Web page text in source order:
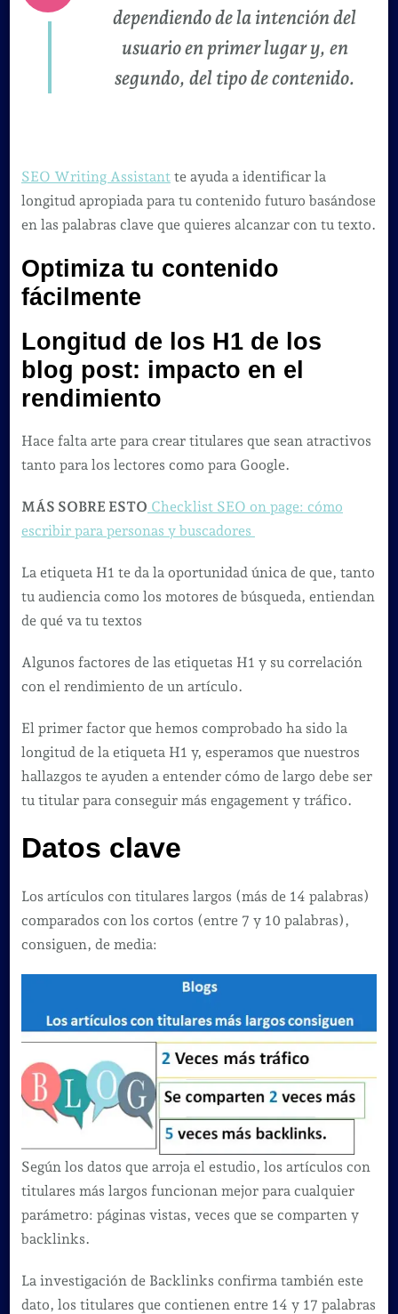
dependiendo de la intención del
usuario en primer lugar y, en
segundo, del tipo de contenido.
SEO Writing Assistantte ayuda a identificar la
longitud apropiada para tu contenido futuro basándose
en las palabras clave que quieres alcanzar con tu texto.
Optimiza tu contenido
fácilmente
Longitud de los H1 de los
blog post: impacto en el
rendimiento
Hace falta arte para crear titulares que sean atractivos
tanto para los lectores como para Google.
MÁS SOBRE ESTO Checklist SEO on page: cómo
escribir para personas y buscadores
La etiqueta H1 te da la oportunidad única de que, tanto
tu audiencia como los motores de búsqueda, entiendan
de qué va tu textos
Algunos factores de las etiquetas H1 y su correlación
con el rendimiento de un artículo.
El primer factor que hemos comprobado ha sido la
longitud de la etiqueta H1 y, esperamos que nuestros
hallazgos te ayuden a entender cómo de largo debe ser
tu titular para conseguir más engagement y tráfico.
Datos clave
Los artículos con titulares largos (más de 14 palabras)
comparados con los cortos (entre 7 y 10 palabras),
consiguen, de media:
Según los datos que arroja el estudio, los artículos con
titulares más largos funcionan mejor para cualquier
parámetro: páginas vistas, veces que se comparten y
backlinks.
La investigación de Backlinks confirma también este
dato, los titulares que contienen entre 14 y 17 palabras